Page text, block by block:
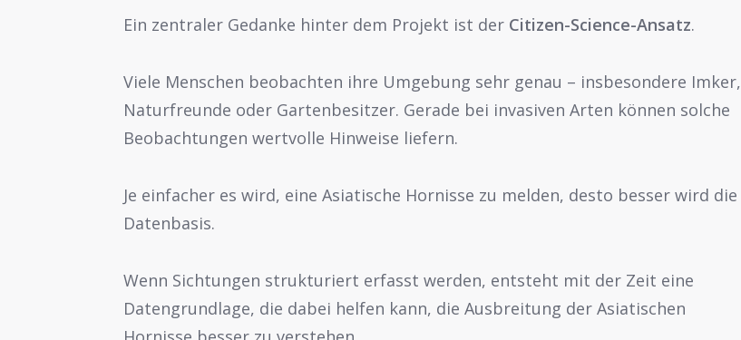
Ein zentraler Gedanke hinter dem Projekt ist der Citizen-Science-Ansatz.
Viele Menschen beobachten ihre Umgebung sehr genau – insbesondere Imker,
Naturfreunde oder Gartenbesitzer. Gerade bei invasiven Arten können solche
Beobachtungen wertvolle Hinweise liefern.
Je einfacher es wird, eine Asiatische Hornisse zu melden, desto besser wird die
Datenbasis.
Wenn Sichtungen strukturiert erfasst werden, entsteht mit der Zeit eine
Datengrundlage, die dabei helfen kann, die Ausbreitung der Asiatischen